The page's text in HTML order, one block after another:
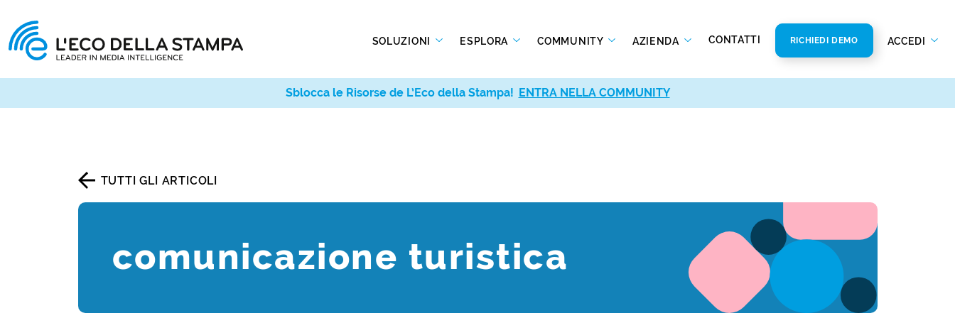
SOLUZIONI ESPLORA COMMUNITY AZIENDA CONTATTI RICHIEDI DEMO ACCEDI
TUTTI GLI ARTICOLI
comunicazione turistica
Sblocca le Risorse de L’Eco della Stampa! ENTRA NELLA COMMUNITY